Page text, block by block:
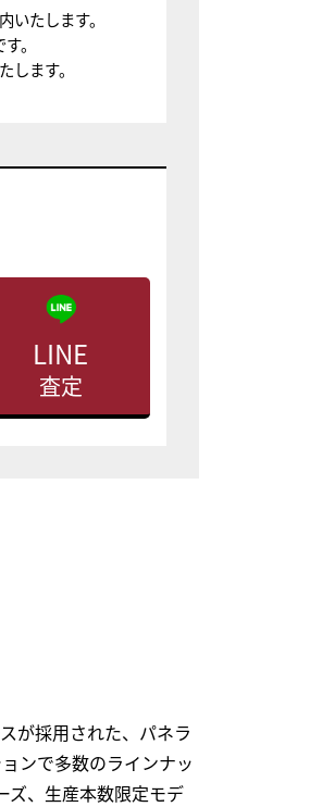
たします。
。
ます。
LINE
査定
が採用された、パネラ
ンで多数のラインナッ
ズ、生産本数限定モデ